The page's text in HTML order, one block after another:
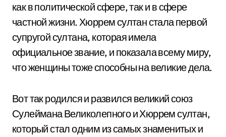
как в политической сфере, так и в сфере
частной жизни. Хюррем султан стала первой
супругой султана, которая имела
официальное звание, и показала всему миру,
что женщины тоже способны на великие дела.
Вот так родился и развился великий союз
Сулеймана Великолепного и Хюррем султан,
который стал одним из самых знаменитых и